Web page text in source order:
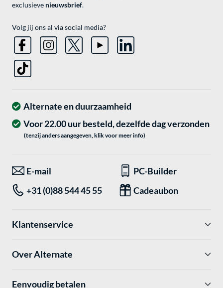
exclusieve nieuwsbrief.
Volg jij ons al via social media?
Alternate en duurzaamheid
Voor 22.00 uur besteld, dezelfde dag verzonden
(tenzij anders aangegeven, klik voor meer info)
E-mail
PC-Builder
+31 (0)88 544 45 55
Cadeaubon
Klantenservice
Over Alternate
Eenvoudig betalen